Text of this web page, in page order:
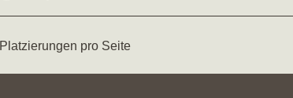
Platzierungen pro Seite